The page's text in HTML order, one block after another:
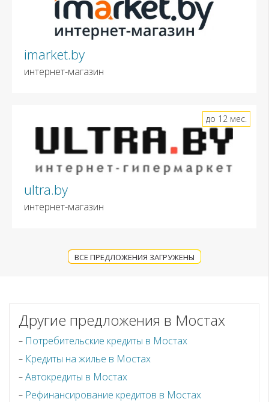
imarket.by
интернет-магазин
ultra.by
интернет-магазин
до 12 мес.
ВСЕ ПРЕДЛОЖЕНИЯ ЗАГРУЖЕНЫ
Другие предложения в Мостах
Потребительские кредиты в Мостах
Кредиты на жилье в Мостах
Автокредиты в Мостах
Рефинансирование кредитов в Мостах